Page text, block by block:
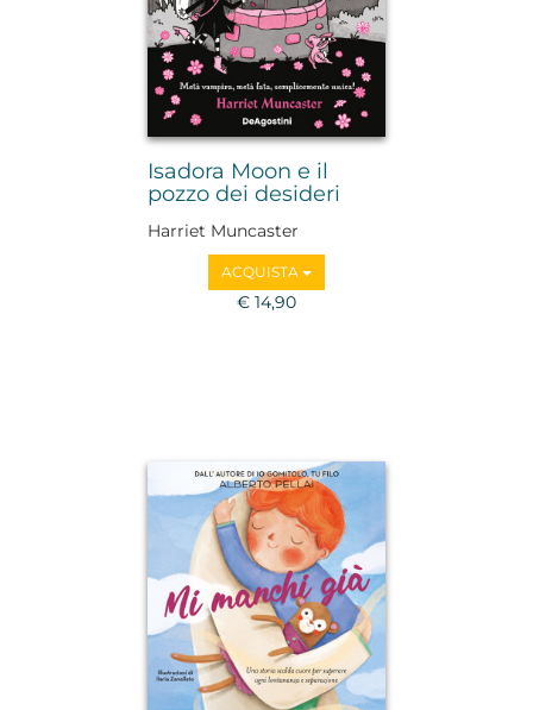
Isadora Moon e il
pozzo dei desideri
Harriet Muncaster
ACQUISTA
€ 14,90